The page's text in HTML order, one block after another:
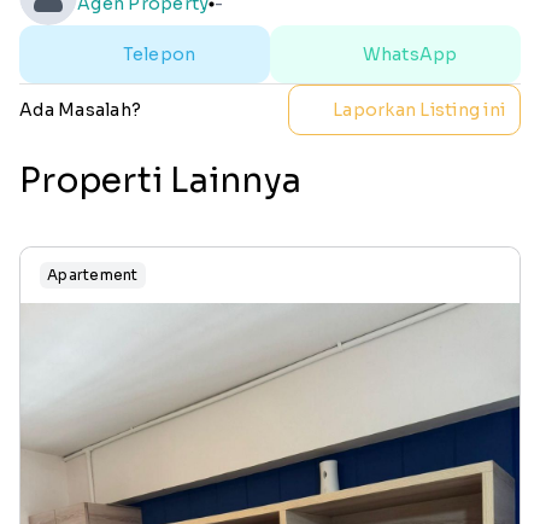
lens
Telepon WhatsApp
Ada Masalah? Laporkan Listing ini
Properti Lainnya
Apartement